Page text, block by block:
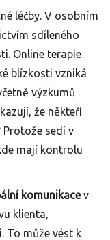
léčby. V osobním
sdíleného
Online terapie
blízkosti vzniká
výzkumů
že někteří
Protože sedí v
mají kontrolu
komunikacev
klienta,
To může vést k